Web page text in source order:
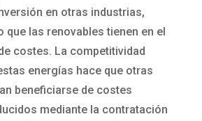
en otras industrias,
que las renovables tienen en el
costes. La competitividad
energías hace que otras
beneficiarse de costes
mediante la contratación